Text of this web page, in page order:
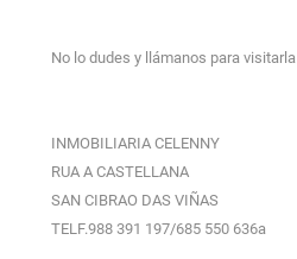
No lo dudes y llámanos para visitarla
INMOBILIARIA CELENNY
RUA A CASTELLANA
SAN CIBRAO DAS VIÑAS
TELF.988 391 197/685 550 636a